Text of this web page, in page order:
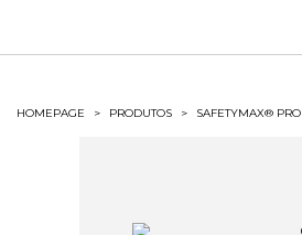
HOMEPAGE > PRODUTOS > SAFETYMAX® PRO